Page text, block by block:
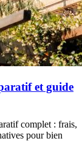
et guide
complet : frais,
pour bien